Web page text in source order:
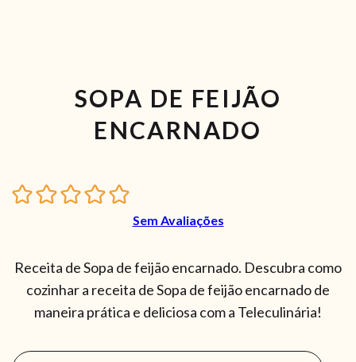
SOPA DE FEIJÃO
ENCARNADO
Sem Avaliações
Receita de Sopa de feijão encarnado. Descubra como
cozinhar a receita de Sopa de feijão encarnado de
maneira prática e deliciosa com a Teleculinária!